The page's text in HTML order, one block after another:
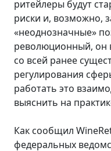
ритейлеры будут
риски и, возможно,
«неоднозначные»
революционный, он
со всей ранее
регулирования
работать это
выяснить на
Как сообщил
федеральных